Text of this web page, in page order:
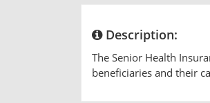
Description:
The Senior Health
beneficiaries and their